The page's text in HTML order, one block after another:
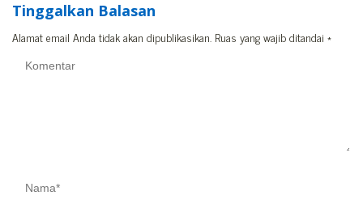
Tinggalkan Balasan
Alamat email Anda tidak akan dipublikasikan. Ruas yang wajib ditandai *